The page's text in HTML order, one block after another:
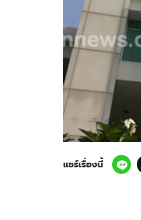
ดาวน์โหลดสนุ
สงวนลิขสิทธิ์ © 2569บริษัท
แชร์เรื่องนี้